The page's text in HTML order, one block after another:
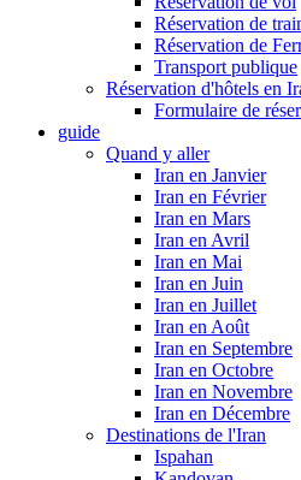
Réservation de
Réservation de
Transport publique
Réservation d'hôtels en
Formulaire de
guide
Quand y aller
Iran en Janvier
Iran en Février
Iran en Mars
Iran en Avril
Iran en Mai
Iran en Juin
Iran en Juillet
Iran en Août
Iran en Septembre
Iran en Octobre
Iran en Novembre
Iran en Décembre
Destinations de l'Iran
Ispahan